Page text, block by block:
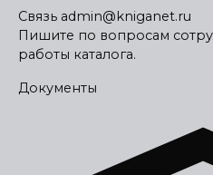
Связь admin@kniganet.ru
Пишите по вопросам
работы каталога.
Документы